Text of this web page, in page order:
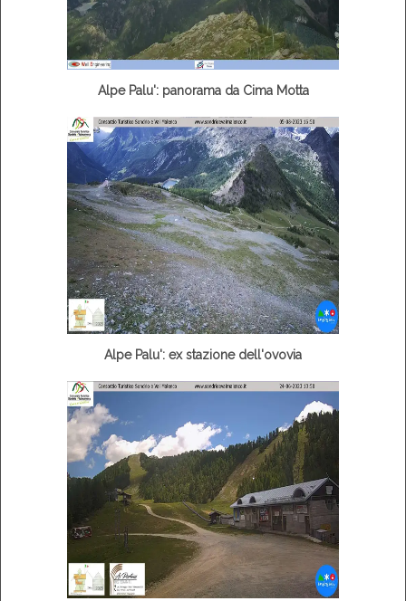
Alpe Palu': panorama da Cima Motta
Alpe Palu': ex stazione dell'ovovia